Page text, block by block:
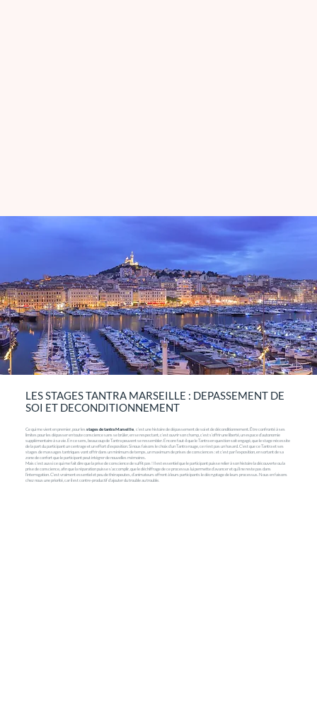
LES STAGES TANTRA MARSEILLE : DEPASSEMENT DE
SOI ET DECONDITIONNEMENT
Ce qui me vient en premier, pour lesstages de tantra Marseille , c’est une histoire de dépassement de soi et de déconditionnement. Être confronté à ses
limites pour les dépasser en toute conscience sans se brûler, en se respectant, c’est ouvrir son champ, c’est s’offrir une liberté, un espace d’autonomie
supplémentaire à sa vie. En ce sens, beaucoup de Tantra peuvent se ressembler. Encore faut-il que le Tantra en question soit engagé, que le stage nécessite
de la part du participant un centrage et un effort d’exposition. Si nous faisons le choix d’un Tantra rouge, ce n’est pas un hasard. C’est que ce Tantra et ses
stages de massages tantriques vont offrir dans un minimum de temps, un maximum de prises de consciences : et c’est par l’exposition, en sortant de sa
zone de confort que le participant peut intégrer de nouvelles mémoires.
Mais c’est aussi ce qui me fait dire que la prise de conscience de suffit pas ! Il est essentiel que le participant puisse relier à son histoire la découverte ou la
prise de conscience, afin que la réparation puisse s’accomplir, que le déchiffrage de ce processus lui permette d’avancer et qu’il ne reste pas dans
l’interrogation. C’est vraiment essentiel et peu de thérapeutes, d’animateurs offrent à leurs participants le décryptage de leurs processus. Nous en faisons
chez nous une priorité, car il est contre-productif d’ajouter du trouble au trouble.